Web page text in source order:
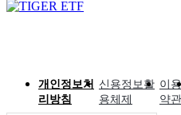
개인정보처
리방침
신용정보활
용체제
이용
약관